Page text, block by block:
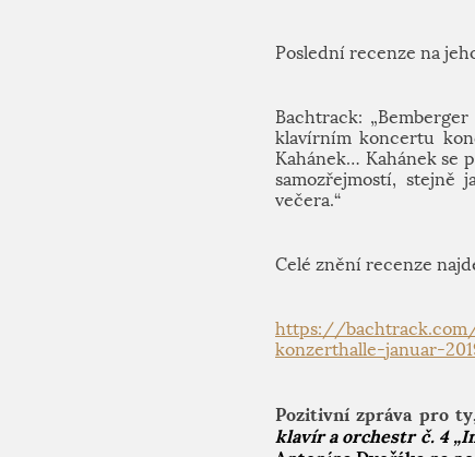
Poslední recenze na
Bachtrack:
klavírním koncertu
Kahánek… Kahánek se
samozřejmostí, stejně
večera.“
Celé znění recenze
https://
konzerthalle-januar-
Pozitivní zpráva pro
klavír a orchestr č. 4